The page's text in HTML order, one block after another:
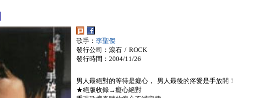
歌手： 李聖傑
發行公司：滾石 / ROCK
發行時間：2004/11/26
男人最絕對的等待是癡心， 男人最後的疼愛是手放開！
★絕版收錄→癡心絕對